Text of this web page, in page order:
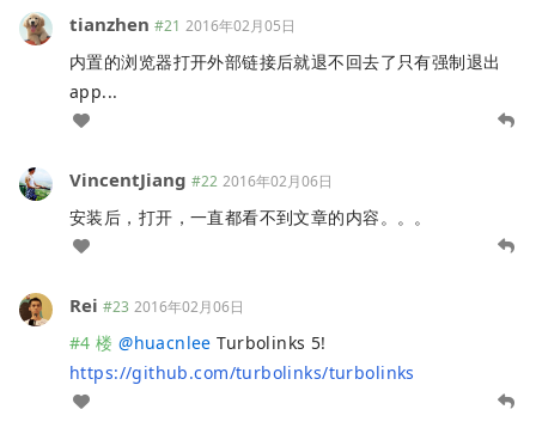
tianzhen #21 2016年02月05日
内置的浏览器打开外部链接后就退不回去了只有强制退出
app...
VincentJiang #22 2016年02月06日
安装后，打开，一直都看不到文章的内容。。。
Rei #23 2016年02月06日
#4 楼 @huacnlee Turbolinks 5!
https://github.com/turbolinks/turbolinks